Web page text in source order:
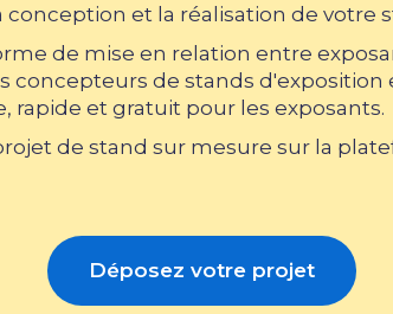
et la réalisation de votre
de mise en relation entre
concepteurs de stands d'exposition
rapide et gratuit pour les exposants.
de stand sur mesure sur la
Déposez votre projet